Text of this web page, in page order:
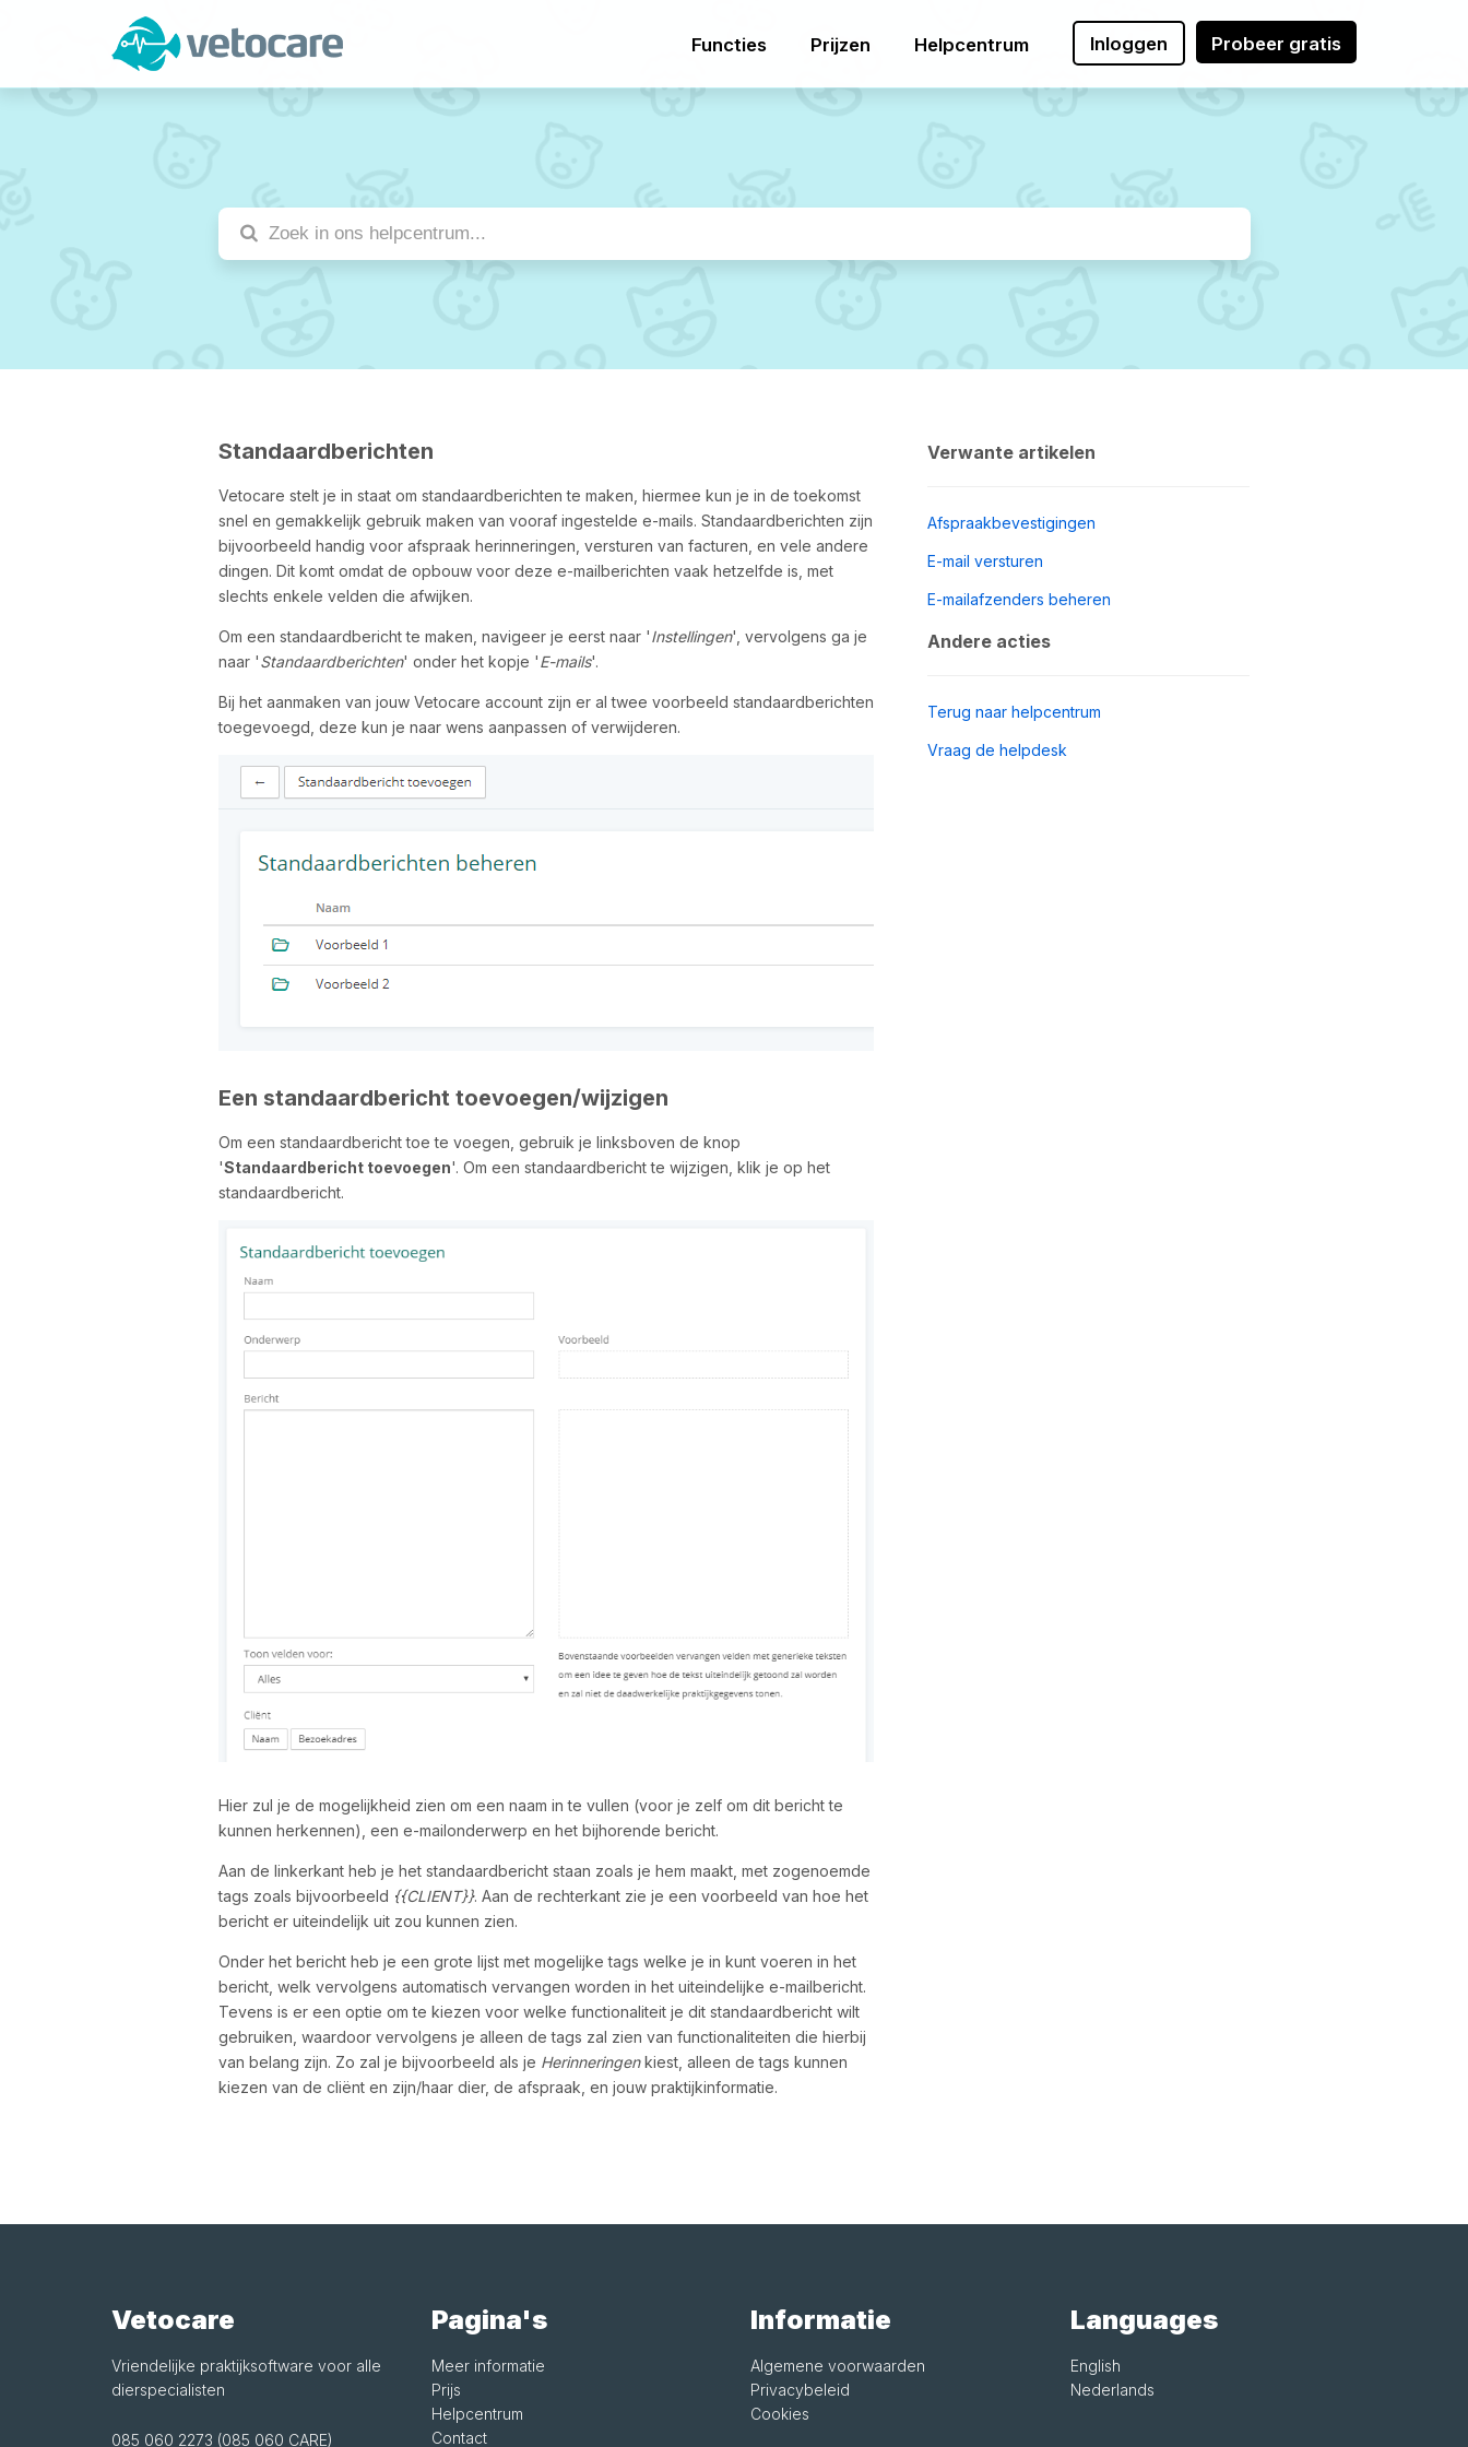
Functies Prijzen Helpcentrum Inloggen Probeer gratis
Standaardberichten
Vetocare stelt je in staat om standaardberichten te maken, hiermee kun je in de toekomst
snel en gemakkelijk gebruik maken van vooraf ingestelde e-mails. Standaardberichten zijn
bijvoorbeeld handig voor afspraak herinneringen, versturen van facturen, en vele andere
dingen. Dit komt omdat de opbouw voor deze e-mailberichten vaak hetzelfde is, met
slechts enkele velden die afwijken.
Om een standaardbericht te maken, navigeer je eerst naar 'Instellingen', vervolgens ga je
naar 'Standaardberichten' onder het kopje 'E-mails'.
Bij het aanmaken van jouw Vetocare account zijn er al twee voorbeeld standaardberichten
toegevoegd, deze kun je naar wens aanpassen of verwijderen.
Een standaardbericht toevoegen/wijzigen
Om een standaardbericht toe te voegen, gebruik je linksboven de knop
'Standaardbericht toevoegen'. Om een standaardbericht te wijzigen, klik je op het
standaardbericht.
Hier zul je de mogelijkheid zien om een naam in te vullen (voor je zelf om dit bericht te
kunnen herkennen), een e-mailonderwerp en het bijhorende bericht.
Aan de linkerkant heb je het standaardbericht staan zoals je hem maakt, met zogenoemde
tags zoals bijvoorbeeld {{CLIENT}}. Aan de rechterkant zie je een voorbeeld van hoe het
bericht er uiteindelijk uit zou kunnen zien.
Onder het bericht heb je een grote lijst met mogelijke tags welke je in kunt voeren in het
bericht, welk vervolgens automatisch vervangen worden in het uiteindelijke e-mailbericht.
Tevens is er een optie om te kiezen voor welke functionaliteit je dit standaardbericht wilt
gebruiken, waardoor vervolgens je alleen de tags zal zien van functionaliteiten die hierbij
van belang zijn. Zo zal je bijvoorbeeld als je Herinneringenkiest, alleen de tags kunnen
kiezen van de cliënt en zijn/haar dier, de afspraak, en jouw praktijkinformatie.
Verwante artikelen
Afspraakbevestigingen
E-mail versturen
E-mailafzenders beheren
Andere acties
Terug naar helpcentrum
Vraag de helpdesk
Vetocare
Vriendelijke praktijksoftware voor alle
dierspecialisten
085 060 2273 (085 060 CARE)
Pagina's
Meer informatie
Prijs
Helpcentrum
Contact
Informatie
Algemene voorwaarden
Privacybeleid
Cookies
Languages
English
Nederlands